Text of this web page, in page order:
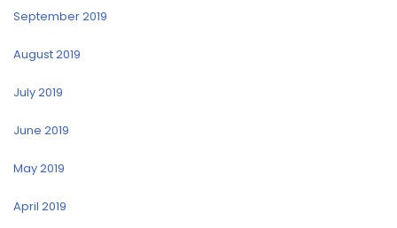
September 2019
August 2019
July 2019
June 2019
May 2019
April 2019